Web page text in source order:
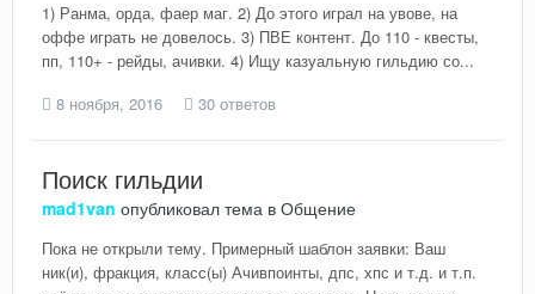
1) Ранма, орда, фаер маг. 2) До этого играл на увове, на
оффе играть не довелось. 3) ПВЕ контент. До 110 - квесты,
пп, 110+ - рейды, ачивки. 4) Ищу казуальную гильдию со...
8 ноября, 2016
30 ответов
Поиск гильдии
mad1van опубликовал тема в Общение
Пока не открыли тему. Примерный шаблон заявки: Ваш
ник(и), фракция, класс(ы) Ачивпоинты, дпс, хпс и т.д. и т.п.